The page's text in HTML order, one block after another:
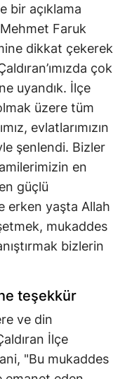
bir açıklama
Faruk
dikkat çekerek
çok
uyandık. İlçe
üzere tüm
evlatlarımızın
şenlendi. Bizler
en
güçlü
erken yaşta Allah
mukaddes
bizlerin
teşekkür
ve din
İlçe
"Bu mukaddes